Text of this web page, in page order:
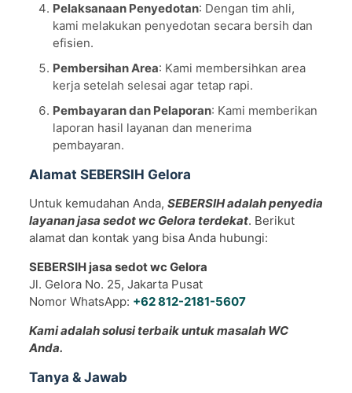
Pelaksanaan Penyedotan: Dengan tim ahli,
kami melakukan penyedotan secara bersih dan
efisien.
Pembersihan Area: Kami membersihkan area
kerja setelah selesai agar tetap rapi.
Pembayaran dan Pelaporan: Kami memberikan
laporan hasil layanan dan menerima
pembayaran.
Alamat SEBERSIH Gelora
Untuk kemudahan Anda, SEBERSIH adalah penyedia
layanan jasa sedot wc Gelora terdekat. Berikut
alamat dan kontak yang bisa Anda hubungi:
SEBERSIH jasa sedot wc Gelora
Jl. Gelora No. 25, Jakarta Pusat
Nomor WhatsApp: +62 812-2181-5607
Kami adalah solusi terbaik untuk masalah WC
Anda.
Tanya & Jawab